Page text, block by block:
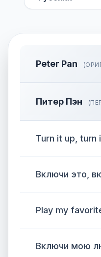
Peter Pan
Питер Пэн
Turn it up, turn
Включи это,
Play my
Включи мою